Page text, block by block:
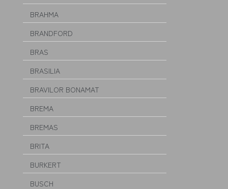
BRAHMA
BRANDFORD
BRAS
BRASILIA
BRAVILOR BONAMAT
BREMA
BREMAS
BRITA
BURKERT
BUSCH